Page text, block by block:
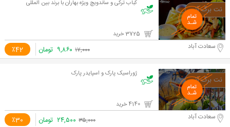
کباب ترکی و ساندویچ ویژه بهاران با برند بین المللی
٪42 سعادت آباد ۱۷,۰۰۰ ۹,۸۶۰ تومان
ژوراسیک پارک و اسپایدر پارک
٪30 سعادت آباد ۳۵,۰۰۰ ۲۴,۵۰۰ تومان